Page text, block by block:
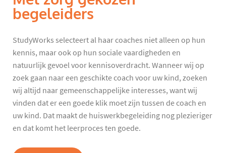
begeleiders
StudyWorks selecteert al haar coaches niet alleen op hun
kennis, maar ook op hun sociale vaardigheden en
natuurlijk gevoel voor kennisoverdracht. Wanneer wij op
zoek gaan naar een geschikte coach voor uw kind, zoeken
wij altijd naar gemeenschappelijke interesses, want wij
vinden dat er een goede klik moet zijn tussen de coach en
uw kind. Dat maakt de huiswerkbegeleiding nog plezieriger
en dat komt het leerproces ten goede.